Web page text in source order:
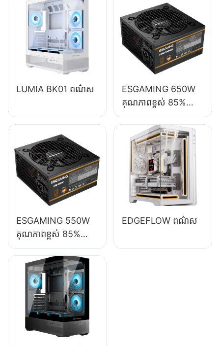
LUMIA BK01 ពណ៌ស
ESGAMING 650W
គុណភាពខ្ពស់ 85%
ប្រសិទ្ធភាព 80+
Bronze សម្រាប់កុំ
ព្យូទ័រលើតុ ផ្គត់ផ្គង់
ថាមពល ESB650W
ESGAMING 550W
គុណភាពខ្ពស់ 85%
ប្រសិទ្ធភាព 80+ សំរិទ្ធ
ផ្គត់ផ្គង់ថាមពលកុំ
ព្យូទ័រលើតុ ESB550W
EDGEFLOW ពណ៌ស